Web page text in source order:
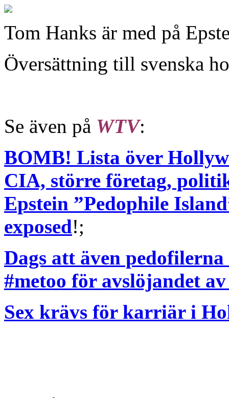
Tom Hanks är med på
Översättning till svenska
Se även på WTV:
BOMB! Lista över
CIA, större företag,
Epstein ”Pedophile
exposed!;
Dags att även
#metoo för avslöjandet
Sex krävs för karriär i